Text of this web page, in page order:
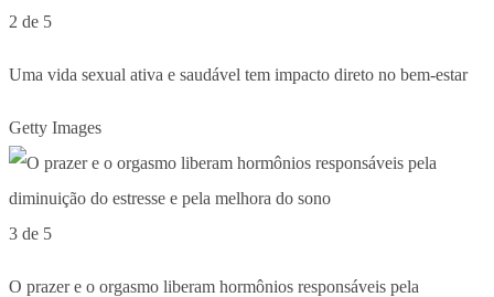
2 de 5
Uma vida sexual ativa e saudável tem impacto direto no bem-estar
Getty Images
3 de 5
O prazer e o orgasmo liberam hormônios responsáveis pela